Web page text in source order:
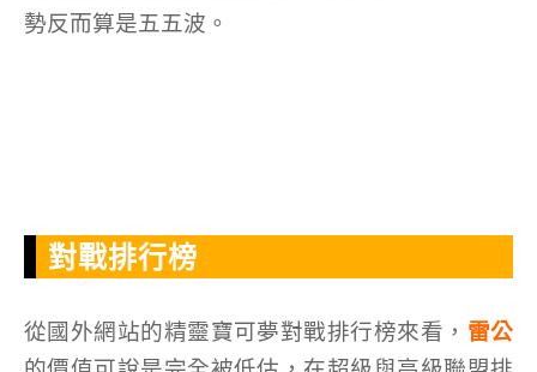
勢反而算是五五波。
對戰排行榜
從國外網站的精靈寶可夢對戰排行榜來看， 雷公